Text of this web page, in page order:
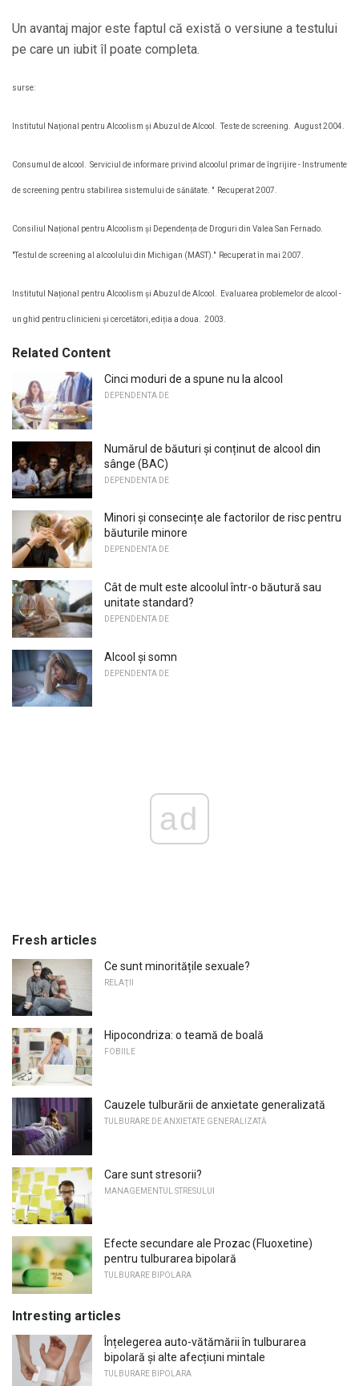
Un avantaj major este faptul că există o versiune a testului
pe care un iubit îl poate completa.
surse:
Institutul Național pentru Alcoolism și Abuzul de Alcool. Teste de screening. August 2004.
Consumul de alcool. Serviciul de informare privind alcoolul primar de îngrijire - Instrumente
de screening pentru stabilirea sistemului de sănătate. " Recuperat 2007.
Consiliul Național pentru Alcoolism și Dependența de Droguri din Valea San Fernado.
"Testul de screening al alcoolului din Michigan (MAST)." Recuperat în mai 2007.
Institutul Național pentru Alcoolism și Abuzul de Alcool. Evaluarea problemelor de alcool -
un ghid pentru clinicieni și cercetători, ediția a doua. 2003.
Related Content
Cinci moduri de a spune nu la alcool
DEPENDENTA DE
Numărul de băuturi și conținut de alcool din
sânge (BAC)
DEPENDENTA DE
Minori și consecințe ale factorilor de risc pentru
băuturile minore
DEPENDENTA DE
Cât de mult este alcoolul într-o băutură sau
unitate standard?
DEPENDENTA DE
Alcool și somn
DEPENDENTA DE
ad
Fresh articles
Ce sunt minoritățile sexuale?
RELAŢII
Hipocondriza: o teamă de boală
FOBIILE
Cauzele tulburării de anxietate generalizată
TULBURARE DE ANXIETATE GENERALIZATĂ
Care sunt stresorii?
MANAGEMENTUL STRESULUI
Efecte secundare ale Prozac (Fluoxetine)
pentru tulburarea bipolară
TULBURARE BIPOLARA
Intresting articles
Înțelegerea auto-vătămării în tulburarea
bipolară și alte afecțiuni mintale
TULBURARE BIPOLARA